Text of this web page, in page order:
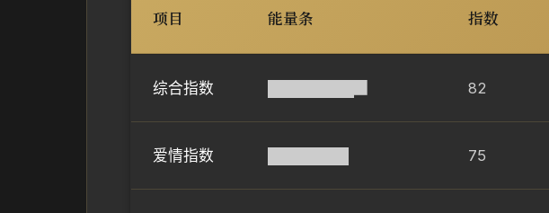
项目 能量条 指数
综合指数 82
爱情指数 75